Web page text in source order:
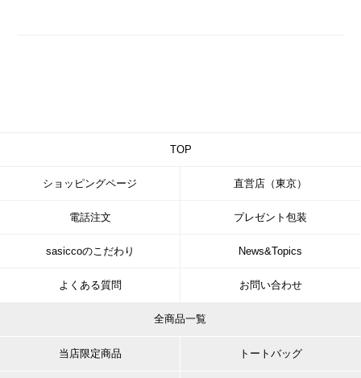
TOP
ショッピングページ 直営店（東京）
電話注文 プレゼント包装
sasiccoのこだわり News&Topics
よくある質問 お問い合わせ
全商品一覧
当店限定商品 トートバッグ